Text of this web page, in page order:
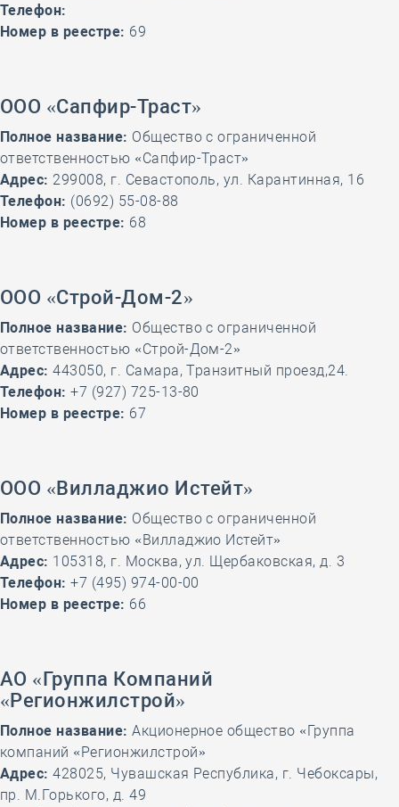
Телефон:
Номер в реестре: 69
ООО «Сапфир-Траст»
Полное название: Общество с ограниченной
ответственностью «Сапфир-Траст»
Адрес: 299008, г. Севастополь, ул. Карантинная, 16
Телефон: (0692) 55-08-88
Номер в реестре: 68
ООО «Строй-Дом-2»
Полное название: Общество с ограниченной
ответственностью «Строй-Дом-2»
Адрес: 443050, г. Самара, Транзитный проезд,24.
Телефон: +7 (927) 725-13-80
Номер в реестре: 67
ООО «Вилладжио Истейт»
Полное название: Общество с ограниченной
ответственностью «Вилладжио Истейт»
Адрес: 105318, г. Москва, ул. Щербаковская, д. 3
Телефон: +7 (495) 974-00-00
Номер в реестре: 66
АО «Группа Компаний
«Регионжилстрой»
Полное название:Акционерное общество «Группа
компаний «Регионжилстрой»
Адрес: 428025, Чувашская Республика, г. Чебоксары,
пр. М.Горького, д. 49